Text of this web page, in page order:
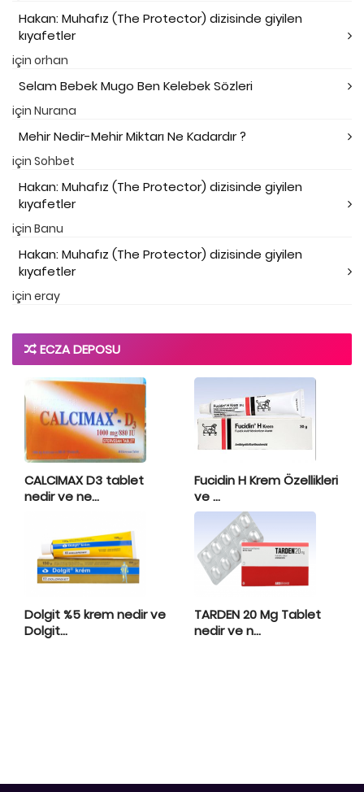
Hakan: Muhafız (The Protector) dizisinde giyilen
kıyafetler
için orhan
Selam Bebek Mugo Ben Kelebek Sözleri
için Nurana
Mehir Nedir-Mehir Miktarı Ne Kadardır ?
için Sohbet
Hakan: Muhafız (The Protector) dizisinde giyilen
kıyafetler
için Banu
Hakan: Muhafız (The Protector) dizisinde giyilen
kıyafetler
için eray
ECZA DEPOSU
CALCIMAX D3 tablet
nedir ve ne...
Fucidin H Krem Özellikleri
ve ...
Dolgit %5 krem nedir ve
Dolgit...
TARDEN 20 Mg Tablet
nedir ve n...